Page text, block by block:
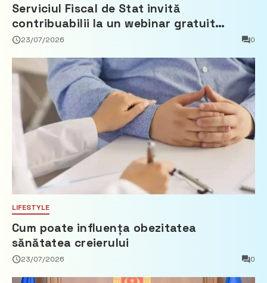
Serviciul Fiscal de Stat invită
contribuabilii la un webinar gratuit
privind calculul impozitului pe bunurile
23/07/2026 0
LIFESTYLE
Cum poate influența obezitatea
sănătatea creierului
23/07/2026 0